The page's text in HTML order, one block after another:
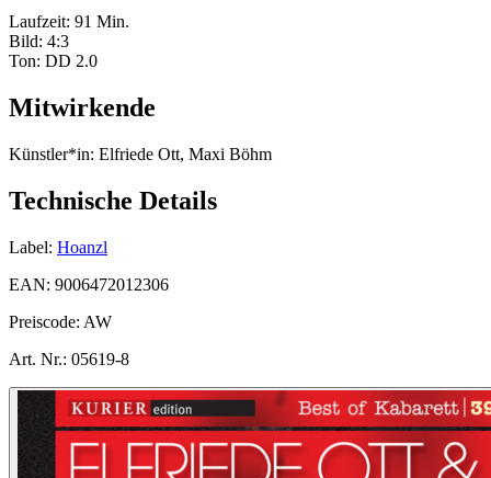
Laufzeit: 91 Min.
Bild: 4:3
Ton: DD 2.0
Mitwirkende
Künstler*in: Elfriede Ott, Maxi Böhm
Technische Details
Label: Hoanzl
EAN: 9006472012306
Preiscode: AW
Art. Nr.: 05619-8